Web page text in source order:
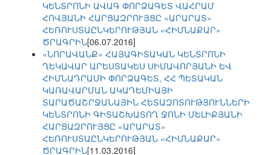
ԿԵՆՏՐՈՆԻ ԱՎԱԳ ՓՈՐՁԱԳԵՏ ՎԱՀՐԱՄ
ՀՈՎՅԱՆԻ ՀԱՐՑԱԶՐՈՒՅՑԸ «ԱՐԱՐԱՏ»
ՀԵՌՈՒՍՏԱԸՆԿԵՐՈՒԹՅԱՆ «ՀԻՄՆԱՔԱՐ»
ԾՐԱԳՐԻՆ[06.07.2016]
«ՆՈՐԱՎԱՆՔ» ՀԱՅԱԳԻՏԱԿԱՆ ԿԵՆՏՐՈՆԻ
ՂԵԿԱՎԱՐ ԱՐԵՍՏԱԿԵՍ ՍԻՄԱՎՈՐՅԱՆԻ ԵՎ
ՀԻՄՆԱԴՐԱՄԻ ՓՈՐՁԱԳԵՏ, ՀՀ ՊԵՏԱԿԱՆ
ԿԱՌԱՎԱՐՄԱՆ ԱԿԱԴԵՄԻԱՅԻ
ՏԱՐԱԾԱՇՐՋԱՆԱՅԻՆ ՀԵՏԱԶՈՏՈՒԹՅՈՒՆՆԵՐԻ
ԿԵՆՏՐՈՆԻ ԳԻՏԱՇԽԱՏՈՂ ՋՈՆԻ ՄԵԼԻՔՅԱՆԻ
ՀԱՐՑԱԶՐՈՒՅՑԸ «ԱՐԱՐԱՏ»
ՀԵՌՈՒՍՏԱԸՆԿԵՐՈՒԹՅԱՆ «ՀԻՄՆԱՔԱՐ»
ԾՐԱԳՐԻՆ[11.03.2016]